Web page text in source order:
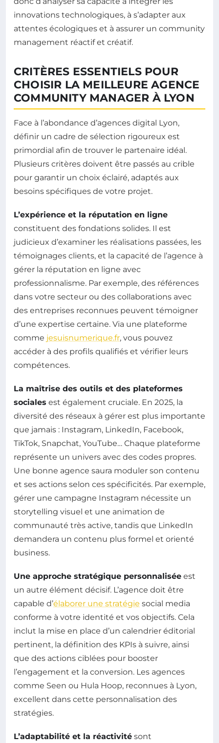
innovations technologiques, à s’adapter aux
attentes écologiques et à assurer un community
management réactif et créatif.
CRITÈRES ESSENTIELS POUR
CHOISIR LA MEILLEURE AGENCE
COMMUNITY MANAGER À LYON
Face à l’abondance d’agences digital Lyon,
définir un cadre de sélection rigoureux est
primordial afin de trouver le partenaire idéal.
Plusieurs critères doivent être passés au crible
pour garantir un choix éclairé, adaptés aux
besoins spécifiques de votre projet.
L’expérience et la réputation en ligne
constituent des fondations solides. Il est
judicieux d’examiner les réalisations passées, les
témoignages clients, et la capacité de l’agence à
gérer la réputation en ligne avec
professionnalisme. Par exemple, des références
dans votre secteur ou des collaborations avec
des entreprises reconnues peuvent témoigner
d’une expertise certaine. Via une plateforme
comme jesuisnumerique.fr, vous pouvez
accéder à des profils qualifiés et vérifier leurs
compétences.
La maîtrise des outils et des plateformes
sociales est également cruciale. En 2025, la
diversité des réseaux à gérer est plus importante
que jamais : Instagram, LinkedIn, Facebook,
TikTok, Snapchat, YouTube… Chaque plateforme
représente un univers avec des codes propres.
Une bonne agence saura moduler son contenu
et ses actions selon ces spécificités. Par exemple,
gérer une campagne Instagram nécessite un
storytelling visuel et une animation de
communauté très active, tandis que LinkedIn
demandera un contenu plus formel et orienté
business.
Une approche stratégique personnalisée est
un autre élément décisif. L’agence doit être
capable d’élaborer une stratégie social media
conforme à votre identité et vos objectifs. Cela
inclut la mise en place d’un calendrier éditorial
pertinent, la définition des KPIs à suivre, ainsi
que des actions ciblées pour booster
l’engagement et la conversion. Les agences
comme Seen ou Hula Hoop, reconnues à Lyon,
excellent dans cette personnalisation des
stratégies.
L’adaptabilité et la réactivité sont